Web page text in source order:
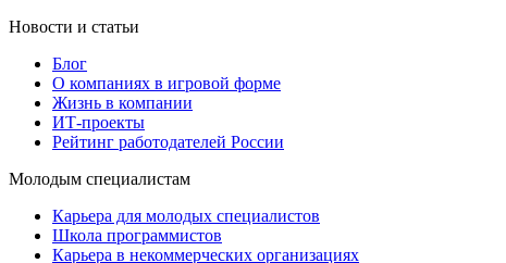
Новости и статьи
Блог
О компаниях в игровой форме
Жизнь в компании
ИТ-проекты
Рейтинг работодателей России
Молодым специалистам
Карьера для молодых специалистов
Школа программистов
Карьера в некоммерческих организациях